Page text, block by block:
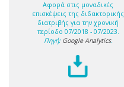
Αφορά στις μοναδικές
επισκέψεις της διδακτορικής
διατριβής για την χρονική
περίοδο 07/2018 - 07/2023.
Πηγή: Google Analytics.